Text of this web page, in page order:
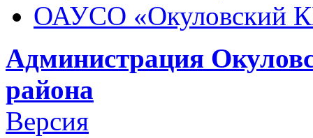
ОАУСО «Окуловский
Администрация
района
Версия